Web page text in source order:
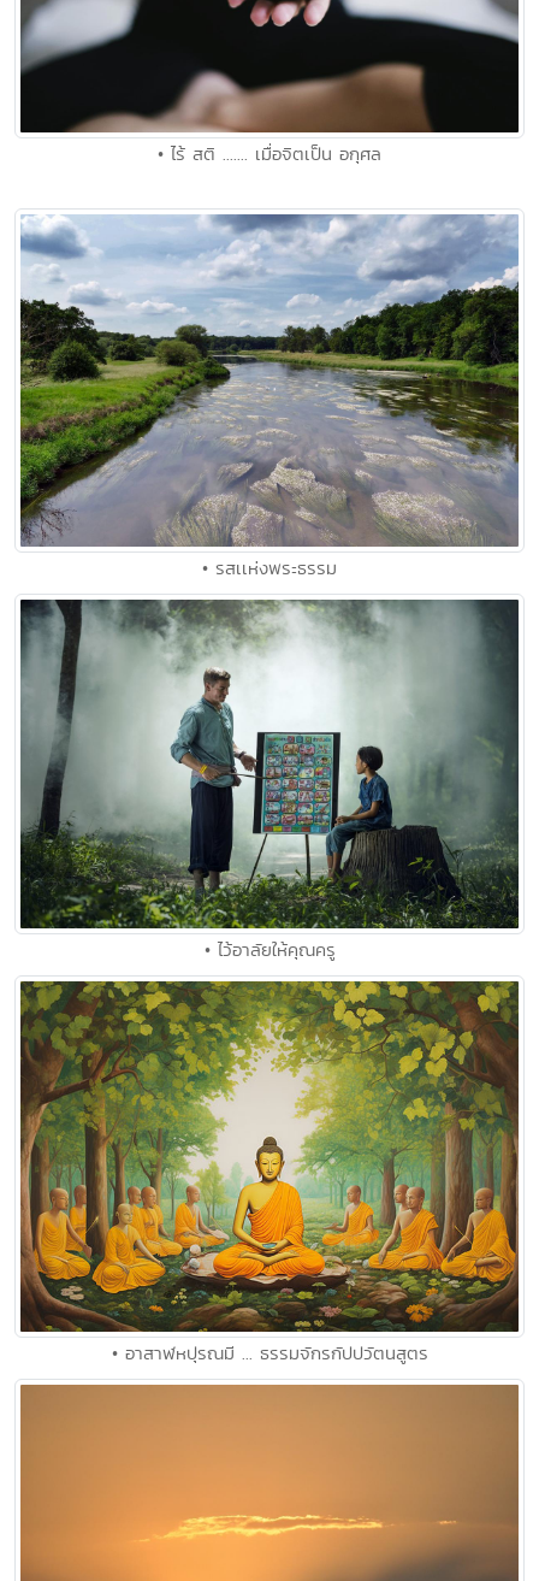
• ไร้ สติ ....... เมื่อจิตเป็น อกุศล
• รสเเห่งพระธรรม
• ไว้อาลัยให้คุณครู
• อาสาฬหปุรณมี ... ธรรมจักรกัปปวัตนสูตร